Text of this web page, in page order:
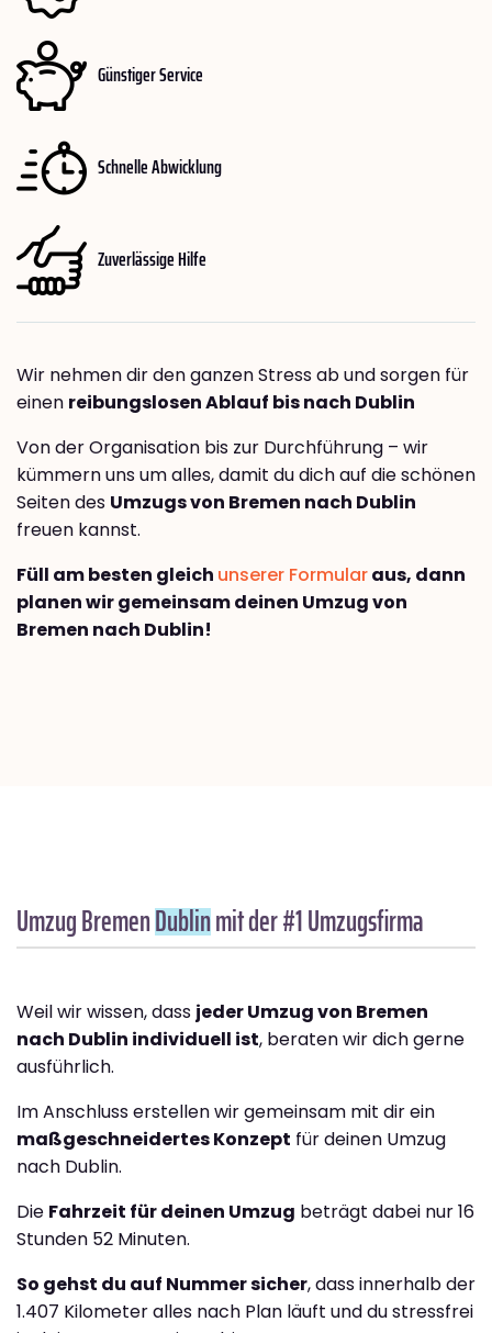
Günstiger Service
Schnelle Abwicklung
Zuverlässige Hilfe
Wir nehmen dir den ganzen Stress ab und sorgen für
einen reibungslosen Ablauf bis nach Dublin
Von der Organisation bis zur Durchführung – wir
kümmern uns um alles, damit du dich auf die schönen
Seiten des Umzugs von Bremen nach Dublin
freuen kannst.
Füll am besten gleich unserer Formularaus, dann
planen wir gemeinsam deinen Umzug von
Bremen nach Dublin!
Umzug BremenDublinmit der #1 Umzugsfirma
Weil wir wissen, dass jeder Umzug von Bremen
nach Dublin individuell ist, beraten wir dich gerne
ausführlich.
Im Anschluss erstellen wir gemeinsam mit dir ein
maßgeschneidertes Konzept für deinen Umzug
nach Dublin.
Die Fahrzeit für deinen Umzug beträgt dabei nur 16
Stunden 52 Minuten.
So gehst du auf Nummer sicher, dass innerhalb der
1.407 Kilometer alles nach Plan läuft und du stressfrei